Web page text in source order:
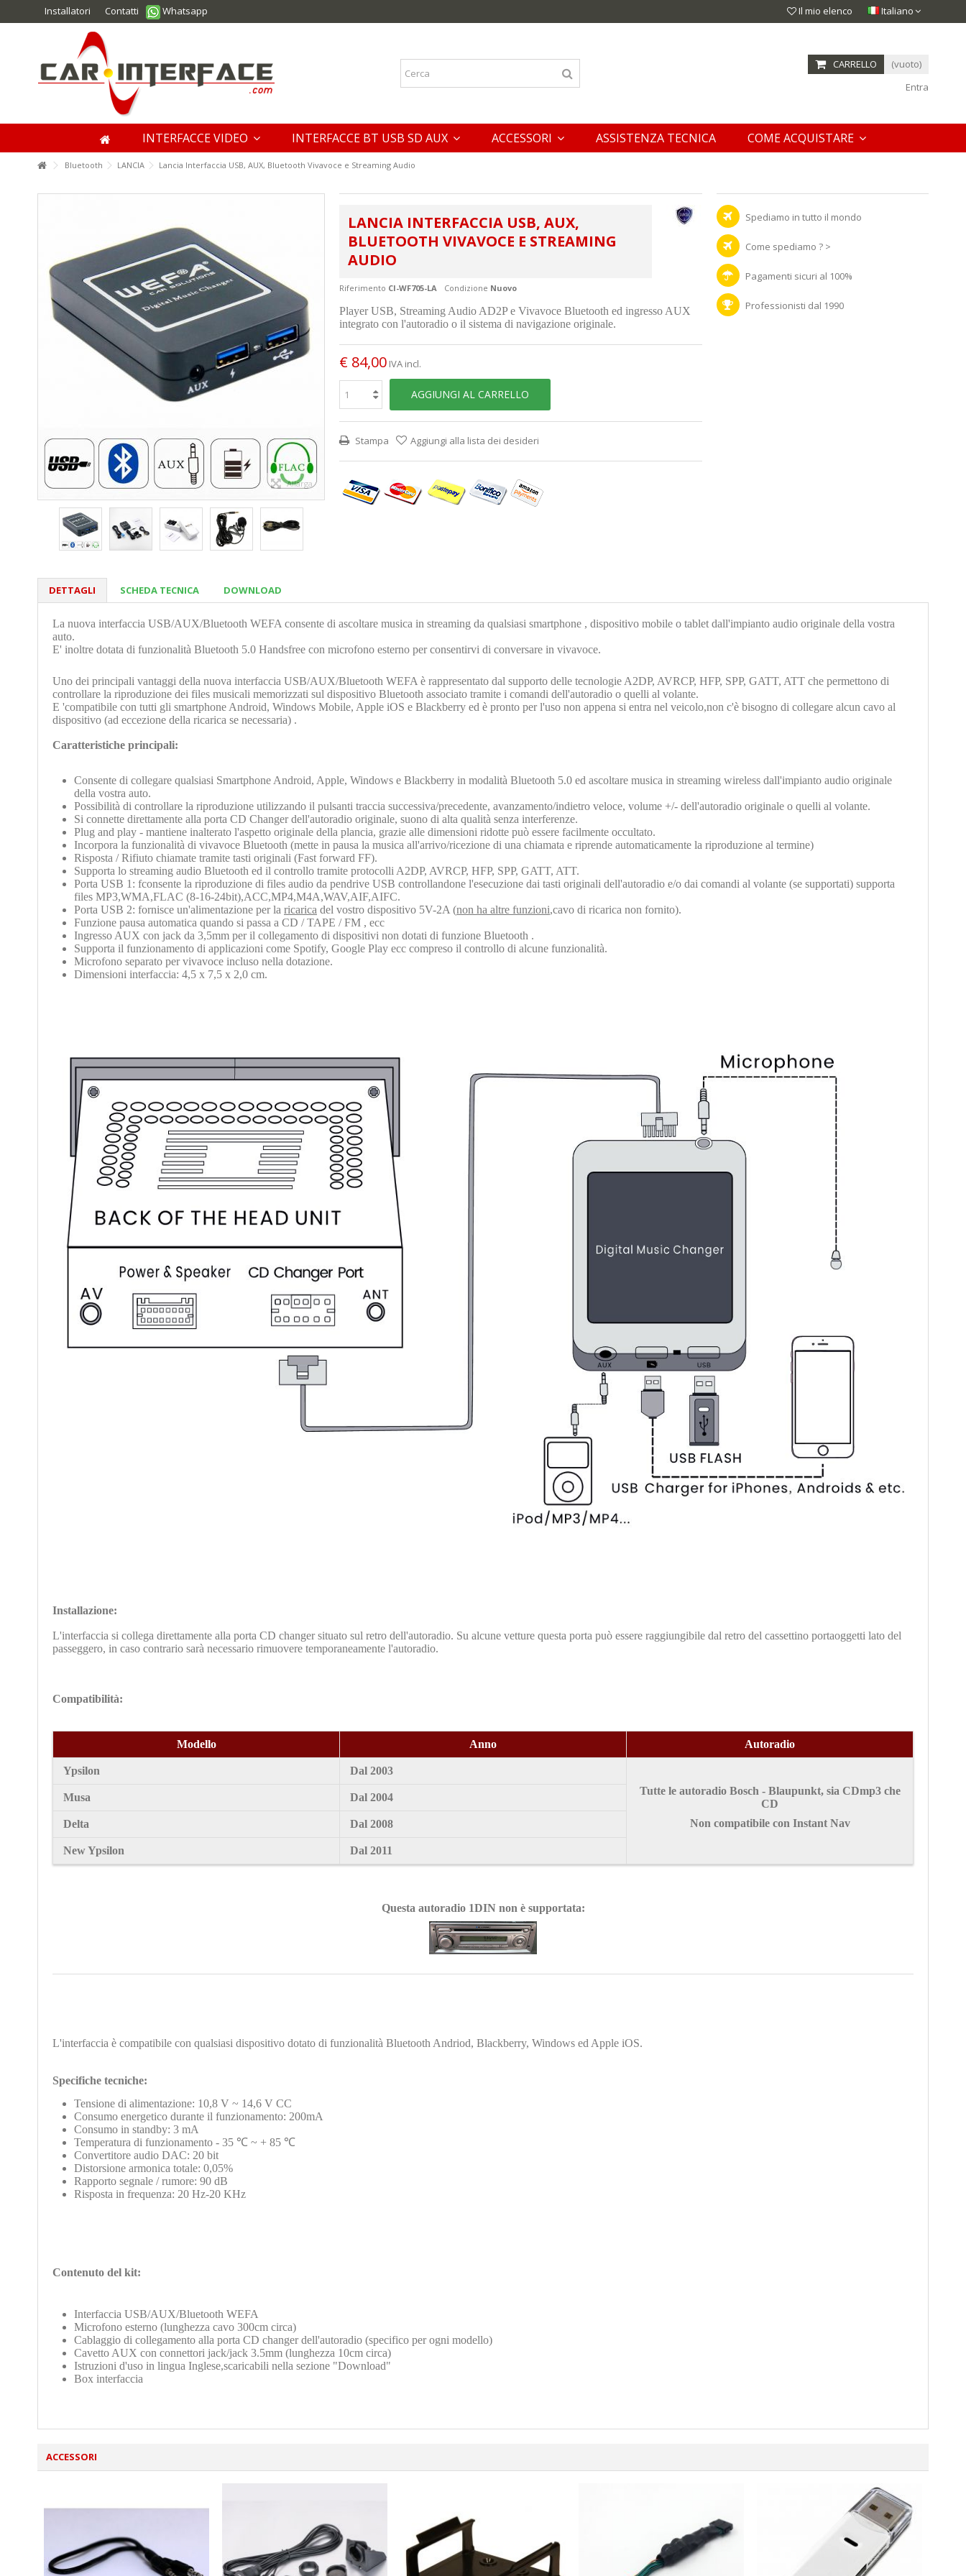
Installatori Contatti Whatsapp Italiano
Il mio elenco
CARRELLO
(vuoto)
Entra
INTERFACCE VIDEO INTERFACCE BT USB SD AUX ACCESSORI ASSISTENZA TECNICA COME ACQUISTARE
Bluetooth LANCIA Lancia Interfaccia USB, AUX, Bluetooth Vivavoce e Streaming Audio
Allarga
LANCIA INTERFACCIA USB, AUX,
BLUETOOTH VIVAVOCE E STREAMING
AUDIO
Riferimento CI-WF705-LA Condizione Nuovo
Player USB, Streaming Audio AD2P e Vivavoce Bluetooth ed ingresso AUX
integrato con l'autoradio o il sistema di navigazione originale.
€ 84,00 IVA incl.
AGGIUNGI AL CARRELLO
Stampa Aggiungi alla lista dei desideri
Spediamo in tutto il mondo
Come spediamo ? >
Pagamenti sicuri al 100%
Professionisti dal 1990
DETTAGLI SCHEDA TECNICA DOWNLOAD
La nuova interfaccia USB/AUX/Bluetooth WEFA consente di ascoltare musica in streaming da qualsiasi smartphone , dispositivo mobile o tablet dall'impianto audio originale della vostra
auto.
E' inoltre dotata di funzionalità Bluetooth 5.0 Handsfree con microfono esterno per consentirvi di conversare in vivavoce.
Uno dei principali vantaggi della nuova interfaccia USB/AUX/Bluetooth WEFA è rappresentato dal supporto delle tecnologie A2DP, AVRCP, HFP, SPP, GATT, ATT che permettono di
controllare la riproduzione dei files musicali memorizzati sul dispositivo Bluetooth associato tramite i comandi dell'autoradio o quelli al volante.
E 'compatibile con tutti gli smartphone Android, Windows Mobile, Apple iOS e Blackberry ed è pronto per l'uso non appena si entra nel veicolo,non c'è bisogno di collegare alcun cavo al
dispositivo (ad eccezione della ricarica se necessaria) .
Caratteristiche principali:
Consente di collegare qualsiasi Smartphone Android, Apple, Windows e Blackberry in modalità Bluetooth 5.0 ed ascoltare musica in streaming wireless dall'impianto audio originale
della vostra auto.
Possibilità di controllare la riproduzione utilizzando il pulsanti traccia successiva/precedente, avanzamento/indietro veloce, volume +/- dell'autoradio originale o quelli al volante.
Si connette direttamente alla porta CD Changer dell'autoradio originale, suono di alta qualità senza interferenze.
Plug and play - mantiene inalterato l'aspetto originale della plancia, grazie alle dimensioni ridotte può essere facilmente occultato.
Incorpora la funzionalità di vivavoce Bluetooth (mette in pausa la musica all'arrivo/ricezione di una chiamata e riprende automaticamente la riproduzione al termine)
Risposta / Rifiuto chiamate tramite tasti originali (Fast forward FF).
Supporta lo streaming audio Bluetooth ed il controllo tramite protocolli A2DP, AVRCP, HFP, SPP, GATT, ATT.
Porta USB 1: fconsente la riproduzione di files audio da pendrive USB controllandone l'esecuzione dai tasti originali dell'autoradio e/o dai comandi al volante (se supportati) supporta
files MP3,WMA,FLAC (8-16-24bit),ACC,MP4,M4A,WAV,AIF,AIFC.
Porta USB 2: fornisce un'alimentazione per la ricarica del vostro dispositivo 5V-2A (non ha altre funzioni,cavo di ricarica non fornito).
Funzione pausa automatica quando si passa a CD / TAPE / FM , ecc
Ingresso AUX con jack da 3,5mm per il collegamento di dispositivi non dotati di funzione Bluetooth .
Supporta il funzionamento di applicazioni come Spotify, Google Play ecc compreso il controllo di alcune funzionalità.
Microfono separato per vivavoce incluso nella dotazione.
Dimensioni interfaccia: 4,5 x 7,5 x 2,0 cm.
Installazione:
L'interfaccia si collega direttamente alla porta CD changer situato sul retro dell'autoradio. Su alcune vetture questa porta può essere raggiungibile dal retro del cassettino portaoggetti lato del
passeggero, in caso contrario sarà necessario rimuovere temporaneamente l'autoradio.
Compatibilità:
Modello Anno Autoradio
Ypsilon
Dal 2003
Tutte le autoradio Bosch - Blaupunkt, sia CDmp3 che
CD
Non compatibile con Instant Nav
Musa Dal 2004
Delta Dal 2008
New Ypsilon Dal 2011
Questa autoradio 1DIN non è supportata:
L'interfaccia è compatibile con qualsiasi dispositivo dotato di funzionalità Bluetooth Andriod, Blackberry, Windows ed Apple iOS.
Specifiche tecniche:
Tensione di alimentazione: 10,8 V ~ 14,6 V CC
Consumo energetico durante il funzionamento: 200mA
Consumo in standby: 3 mA
Temperatura di funzionamento - 35 ℃ ~ + 85 ℃
Convertitore audio DAC: 20 bit
Distorsione armonica totale: 0,05%
Rapporto segnale / rumore: 90 dB
Risposta in frequenza: 20 Hz-20 KHz
Contenuto del kit:
Interfaccia USB/AUX/Bluetooth WEFA
Microfono esterno (lunghezza cavo 300cm circa)
Cablaggio di collegamento alla porta CD changer dell'autoradio (specifico per ogni modello)
Cavetto AUX con connettori jack/jack 3.5mm (lunghezza 10cm circa)
Istruzioni d'uso in lingua Inglese,scaricabili nella sezione "Download"
Box interfaccia
ACCESSORI